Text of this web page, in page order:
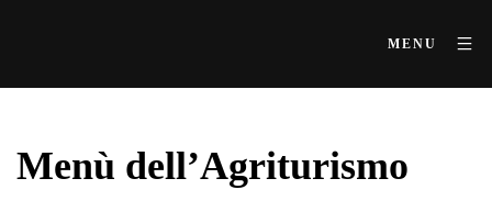
MENU
Menù dell’Agriturismo